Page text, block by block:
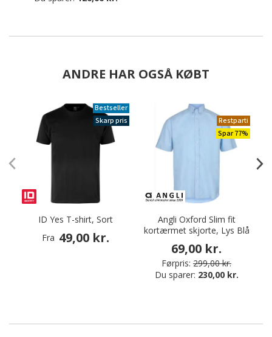
ANDRE HAR OGSÅ KØBT
Bestseller
Skarp pris
ID Yes T-shirt, Sort
Fra 49,00 kr.
Restparti
Spar 77%
Angli Oxford Slim fit
kortærmet skjorte, Lys Blå
69,00 kr.
Førpris: 299,00 kr.
Du sparer: 230,00 kr.